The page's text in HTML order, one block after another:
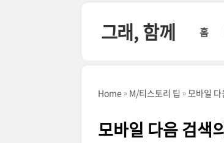
그래, 함께 홈
Home M/티스토리 팁 모바일
모바일 다음 검색